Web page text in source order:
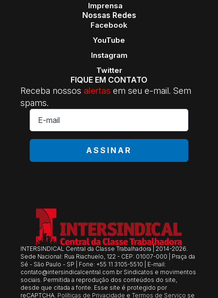
Imprensa
Nossas Redes
Facebook
YouTube
Instagram
Twitter
FIQUE EM CONTATO
Receba nossos alertas em seu e-mail. Sem
spams.
E-
mail
ASSINAR
INTERSINDICAL Central da Classe Trabalhadora | 2014-2026.
Sede Nacional: Rua Riachuelo, 122 - CEP: 01007-000 | Praça da
Sé - São Paulo - SP | Fone: +55 11 3105-5510 | E-mail:
contato@intersindicalcentral.com.br Sindicatos e movimentos
sociais. Permitida a reprodução dos conteúdos do site,
desde que citada a fonte. Esse site é protegido por
reCAPTCHA. Políticas de Privacidade eTermos de Serviço se